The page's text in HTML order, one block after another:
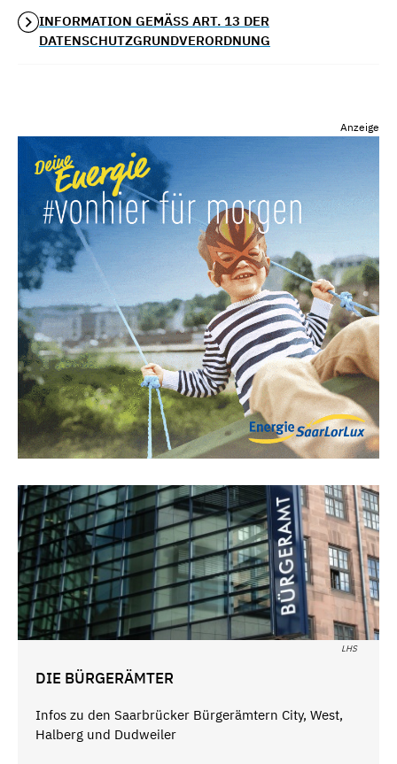
INFORMATION GEMÄSS ART. 13 DER
DATENSCHUTZGRUNDVERORDNUNG
Anzeige
LHS
DIE BÜRGERÄMTER
Infos zu den Saarbrücker Bürgerämtern City, West,
Halberg und Dudweiler